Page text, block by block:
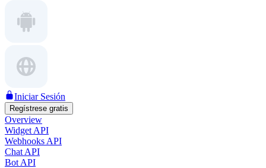
Iniciar Sesión
Regístrese gratis
Overview
Widget API
Webhooks API
Chat API
Bot API